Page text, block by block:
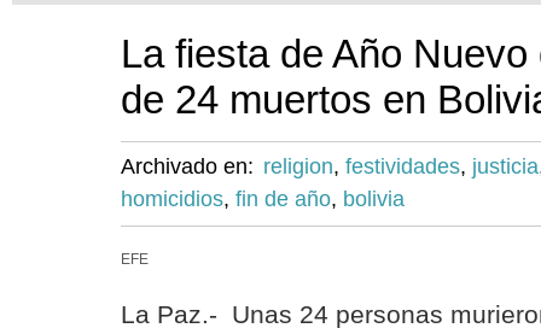
La fiesta de Año
de 24 muertos en
Archivado en: religion, festividades, justicia
homicidios, fin de año, bolivia
EFE
La Paz.- Unas 24 personas